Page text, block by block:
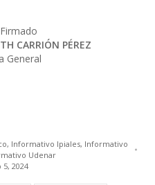
CARRIÓN PÉREZ
General
, Informativo Ipiales, Informativo
Udenar
2024